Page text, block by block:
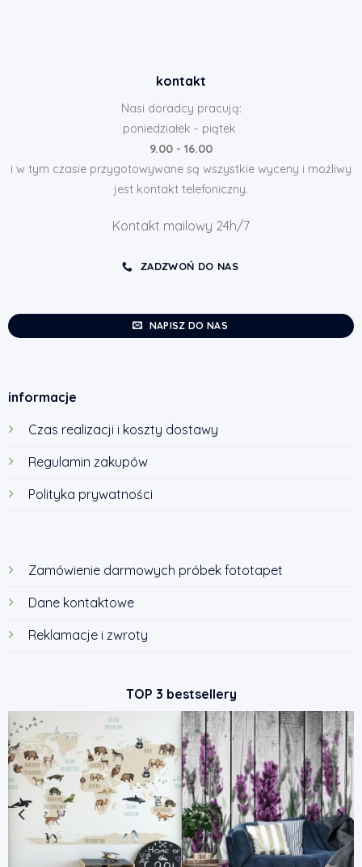
kontakt
Nasi doradcy pracują:
poniedziałek - piątek
9.00 - 16.00
i w tym czasie przygotowywane są wszystkie wyceny i możliwy
jest kontakt telefoniczny.
Kontakt mailowy 24h/7
ZADZWOŃ DO NAS
NAPISZ DO NAS
informacje
Czas realizacji i koszty dostawy
Regulamin zakupów
Polityka prywatności
Zamówienie darmowych próbek fototapet
Dane kontaktowe
Reklamacje i zwroty
TOP 3 bestsellery